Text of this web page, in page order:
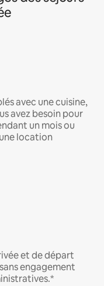
avec une cuisine,
avez besoin pour
un mois ou
location
et de départ
engagement